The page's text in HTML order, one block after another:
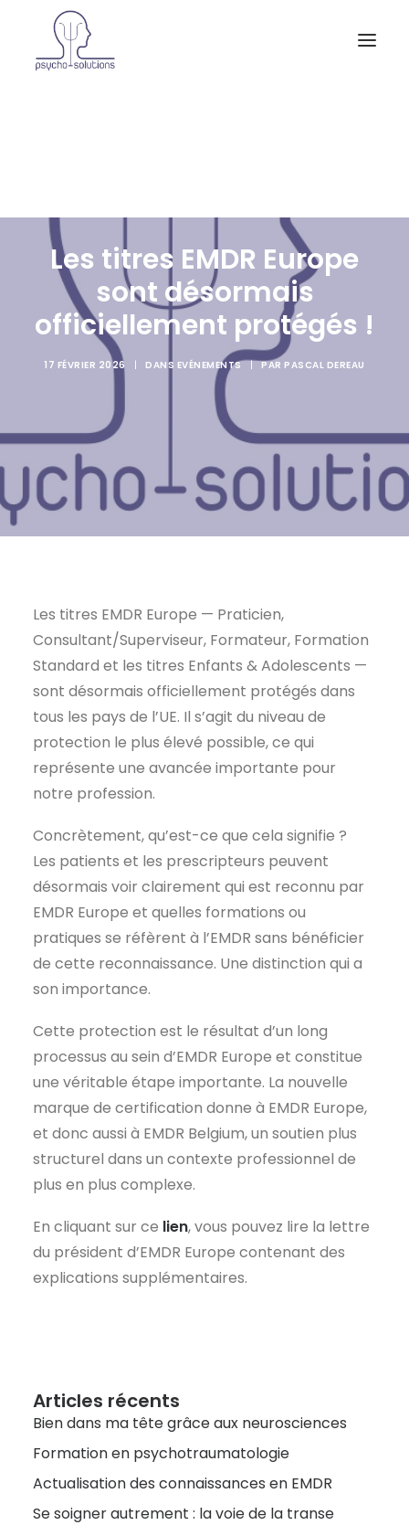
Les titres EMDR Europe
sont désormais
officiellement protégés !
17 FÉVRIER 2026 | DANS EVÉNEMENTS | PAR PASCAL DEREAU
Les titres EMDR Europe — Praticien,
Consultant/Superviseur, Formateur, Formation
Standard et les titres Enfants & Adolescents —
sont désormais officiellement protégés dans
tous les pays de l’UE. Il s’agit du niveau de
protection le plus élevé possible, ce qui
représente une avancée importante pour
notre profession.
Concrètement, qu’est-ce que cela signifie ?
Les patients et les prescripteurs peuvent
désormais voir clairement qui est reconnu par
EMDR Europe et quelles formations ou
pratiques se réfèrent à l’EMDR sans bénéficier
de cette reconnaissance. Une distinction qui a
son importance.
Cette protection est le résultat d’un long
processus au sein d’EMDR Europe et constitue
une véritable étape importante. La nouvelle
marque de certification donne à EMDR Europe,
et donc aussi à EMDR Belgium, un soutien plus
structurel dans un contexte professionnel de
plus en plus complexe.
En cliquant sur ce lien, vous pouvez lire la lettre
du président d’EMDR Europe contenant des
explications supplémentaires.
Articles récents
Bien dans ma tête grâce aux neurosciences
Formation en psychotraumatologie
Actualisation des connaissances en EMDR
Se soigner autrement : la voie de la transe